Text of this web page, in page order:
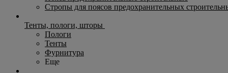
Стропы для поясов предохранительных
Тенты, пологи, шторы
Пологи
Тенты
Фурнитура
Еще